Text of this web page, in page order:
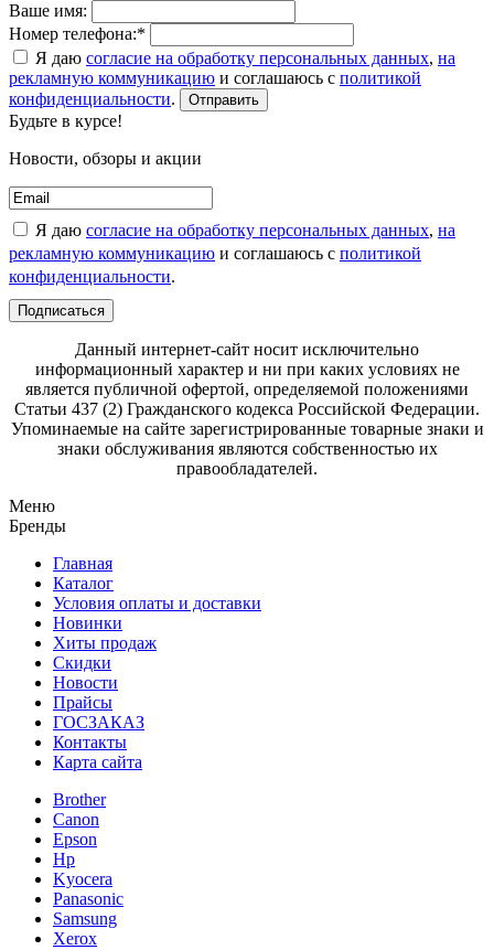
Ваше имя:
Номер телефона:*
Я даю согласие на обработку персональных данных, на
рекламную коммуникацию и соглашаюсь с политикой
конфиденциальности. Отправить
Будьте в курсе!
Новости, обзоры и акции
Я даю согласие на обработку персональных данных, на
рекламную коммуникацию и соглашаюсь с политикой
конфиденциальности.
Подписаться
Данный интернет-сайт носит исключительно
информационный характер и ни при каких условиях не
является публичной офертой, определяемой положениями
Статьи 437 (2) Гражданского кодекса Российской Федерации.
Упоминаемые на сайте зарегистрированные товарные знаки и
знаки обслуживания являются собственностью их
правообладателей.
Меню
Бренды
Главная
Каталог
Условия оплаты и доставки
Новинки
Хиты продаж
Скидки
Новости
Прайсы
ГОСЗАКАЗ
Контакты
Карта сайта
Brother
Canon
Epson
Hp
Kyocera
Panasonic
Samsung
Xerox